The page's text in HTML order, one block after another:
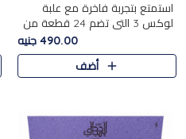
استمتع بتجربة فاخرة مع علبة
لوكس 3 التي تضم 24 قطعة من
أشهر حلويات المولد الشرقية
المختارة بعناية. تحتوي التشكيلة
على الجزرية بالفول، والملب..
490.00 جنيه
أضف